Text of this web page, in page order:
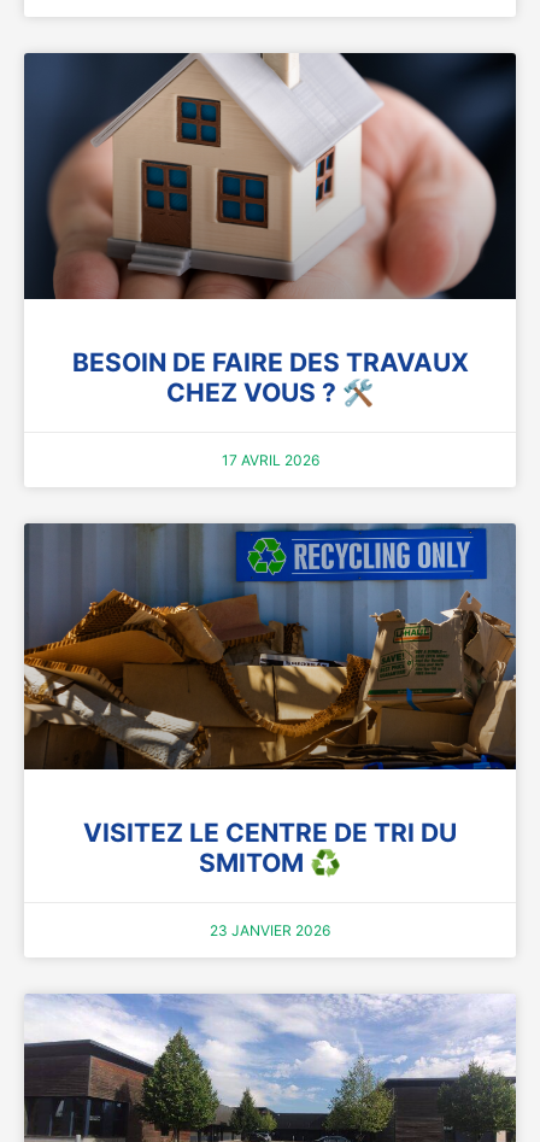
BESOIN DE FAIRE DES TRAVAUX
CHEZ VOUS ? 🛠️
17 AVRIL 2026
VISITEZ LE CENTRE DE TRI DU
SMITOM ♻️
23 JANVIER 2026